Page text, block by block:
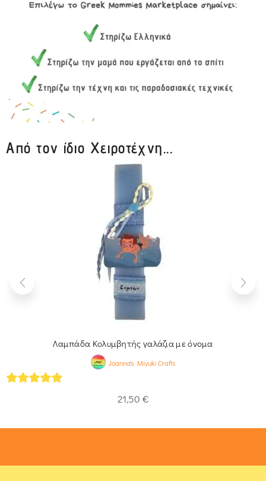
Από τον ίδιο Χειροτέχνη...
Λαμπάδα Κολυμβητής γαλάζια με όνομα
Joanna's Miyuki Crafts
21,50 €